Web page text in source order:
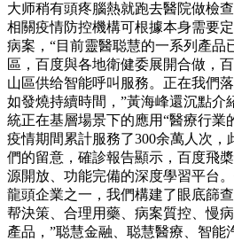
大师稍有頭疼腦熱就跑去醫院做檢
相關疫情防控機構可根據本身需要
病案，“目前靈醫聪慧的一系列產品
區，百度與各地衛健委展開合做，
山區供给智能呼叫服務。正在我們
如發燒持續時間，”黃海峰還沉點介
統正在基層場景下的應用“醫療行業
疫情期間累計服務了300余萬人次，
們的留意，確診報告顯示，百度飛
源開放、功能完備的深度學習平台
龍頭企業之一，我們構建了眼底篩
帮決策、合理用藥、病案質控、慢
產品，”聪慧金融、聪慧醫療、智能